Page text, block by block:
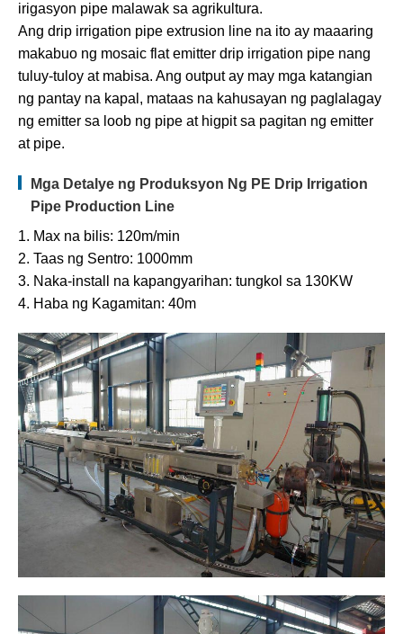
irigasyon pipe malawak sa agrikultura.
Ang drip irrigation pipe extrusion line na ito ay maaaring
makabuo ng mosaic flat emitter drip irrigation pipe nang
tuluy-tuloy at mabisa. Ang output ay may mga katangian
ng pantay na kapal, mataas na kahusayan ng paglalagay
ng emitter sa loob ng pipe at higpit sa pagitan ng emitter
at pipe.
Mga Detalye ng Produksyon Ng PE Drip Irrigation
Pipe Production Line
1. Max na bilis: 120m/min
2. Taas ng Sentro: 1000mm
3. Naka-install na kapangyarihan: tungkol sa 130KW
4. Haba ng Kagamitan: 40m